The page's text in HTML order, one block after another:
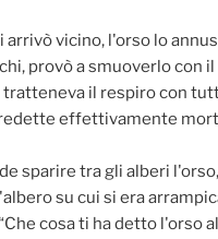
arrivò vicino, l'orso lo
provò a smuoverlo con il
il respiro con
effettivamente
sparire tra gli alberi
su cui si era
cosa ti ha detto l'orso